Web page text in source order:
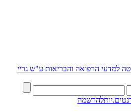
למדעי הרפואה והבריאות ע"ש גריי
להרשמה